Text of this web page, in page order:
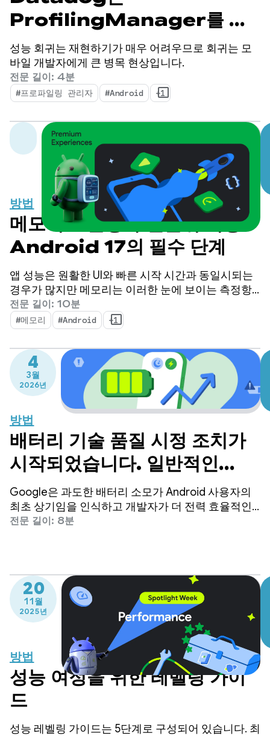
ProfilingManager를 통
해 수백만 개의 심층적인 성능
통계를 제공합니다.
성능 회귀는 재현하기가 매우 어려우므로 회귀는 모
바일 개발자에게 큰 병목 현상입니다.
전문 길이: 4분
#프로파일링 관리자 #Android +1
방법
메모리 효율성 우선순위 지정:
Android 17의 필수 단계
앱 성능은 원활한 UI와 빠른 시작 시간과 동일시되는
경우가 많지만 메모리는 이러한 눈에 보이는 측정항
목이 구축되는 조용한 기반 역할을 합니다. 기기 메모
리가 그 어느 때보다 중요해지는 변화가 일어나고 있
다는 것은 비밀이 아닙니다.
전문 길이: 10분
#메모리 #Android +1
4
3월
2026년
방법
배터리 기술 품질 시정 조치가
시작되었습니다. 일반적인
wake lock 사용 사례를 최적
화하는 방법
Google은 과도한 배터리 소모가 Android 사용자의
최초 상기임을 인식하고 개발자가 더 전력 효율적인
앱을 빌드할 수 있도록 상당한 조치를 취해 왔습니다.
전문 길이: 8분
20
11월
2025년
방법
성능 여정을 위한 레벨링 가이
드
성능 레벨링 가이드는 5단계로 구성되어 있습니다. 최